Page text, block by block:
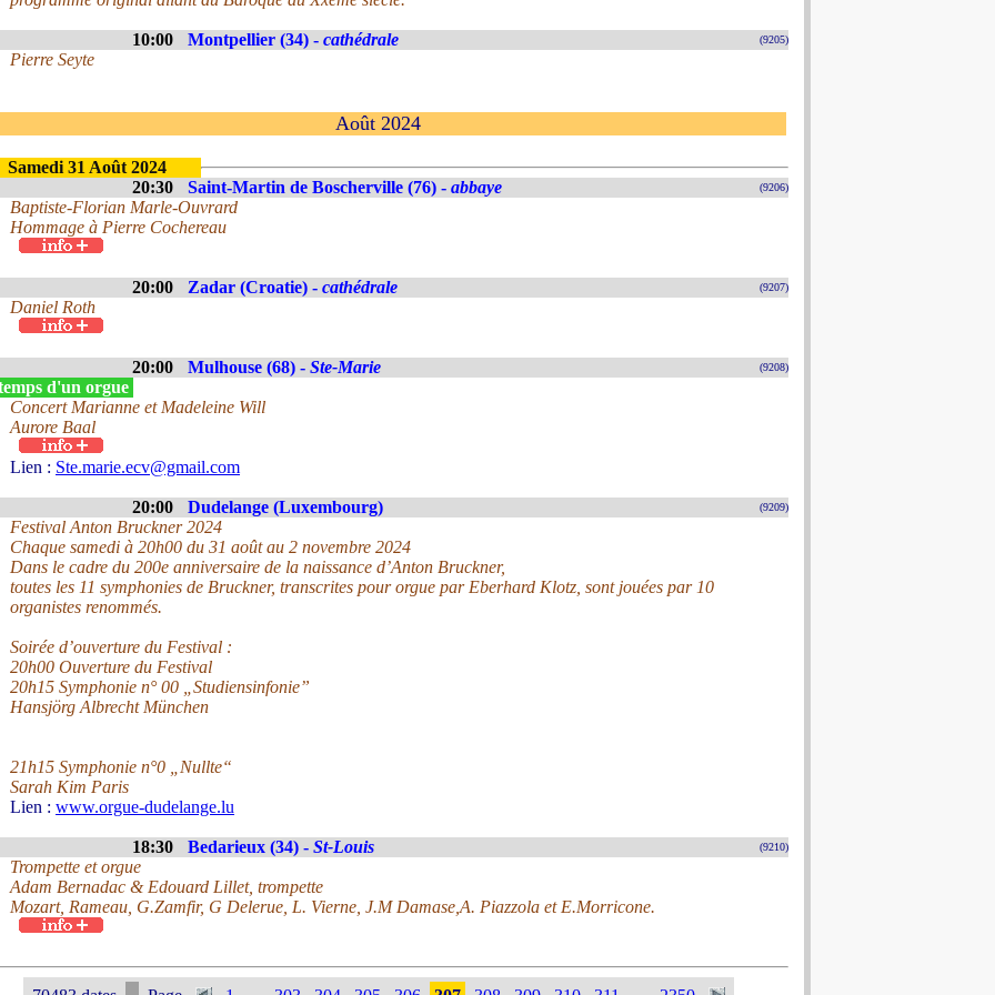
10:00 Montpellier (34) - cathédrale (9205)
Pierre Seyte
Août 2024
Samedi 31 Août 2024
20:30
Saint-Martin de Boscherville (76) - abbaye (9206)
Baptiste-Florian Marle-Ouvrard
Hommage à Pierre Cochereau
20:00 Zadar (Croatie) - cathédrale (9207)
Daniel Roth
20:00 Mulhouse (68) - Ste-Marie (9208)
d'un orgue
Concert Marianne et Madeleine Will
Aurore Baal
Lien : Ste.marie.ecv@gmail.com
20:00 Dudelange (Luxembourg) (9209)
Festival Anton Bruckner 2024
Chaque samedi à 20h00 du 31 août au 2 novembre 2024
Dans le cadre du 200e anniversaire de la naissance d’Anton Bruckner,
toutes les 11 symphonies de Bruckner, transcrites pour orgue par Eberhard Klotz, sont jouées par 10
organistes renommés.
Soirée d’ouverture du Festival :
20h00 Ouverture du Festival
20h15 Symphonie n° 00 „Studiensinfonie”
Hansjörg Albrecht München
21h15 Symphonie n°0 „Nullte“
Sarah Kim Paris
Lien : www.orgue-dudelange.lu
18:30 Bedarieux (34) - St-Louis (9210)
Trompette et orgue
Adam Bernadac & Edouard Lillet, trompette
Mozart, Rameau, G.Zamfir, G Delerue, L. Vierne, J.M Damase,A. Piazzola et E.Morricone.